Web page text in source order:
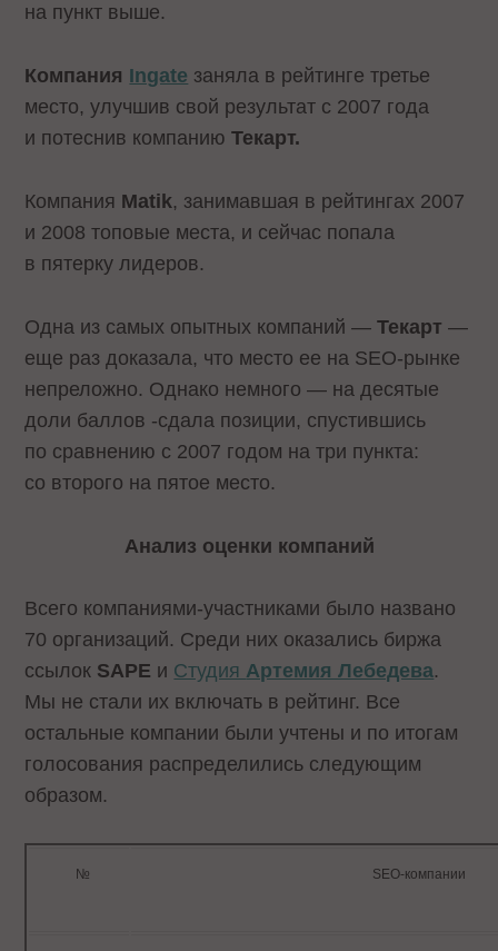
на пункт выше.
Компания Ingate заняла в рейтинге третье
место, улучшив свой результат с 2007 года
и потеснив компанию Текарт.
Компания Matik, занимавшая в рейтингах 2007
и 2008 топовые места, и сейчас попала
в пятерку лидеров.
Одна из самых опытных компаний — Текарт—
еще раз доказала, что место ее на SEO-рынке
непреложно. Однако немного — на десятые
доли баллов -сдала позиции, спустившись
по сравнению с 2007 годом на три пункта:
со второго на пятое место.
Анализ оценки компаний
Всего компаниями-участниками было названо
70 организаций. Среди них оказались биржа
ссылок SAPE и Студия Артемия Лебедева.
Мы не стали их включать в рейтинг. Все
остальные компании были учтены и по итогам
голосования распределились следующим
образом.
№ SEO-компании